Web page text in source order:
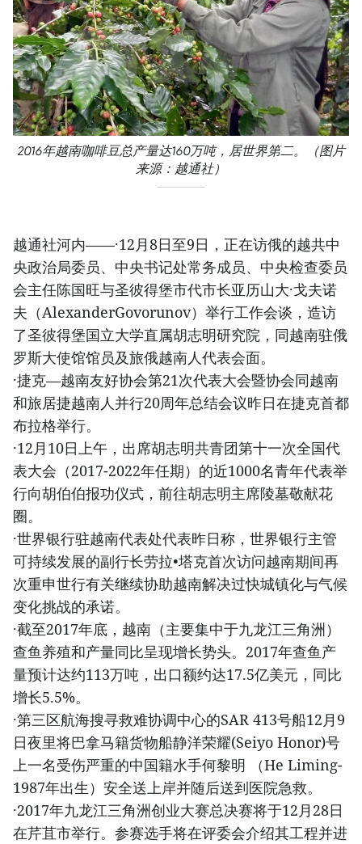
2016年越南咖啡豆总产量达160万吨，居世界第二。（图片
来源：越通社）
越通社河内——·12月8日至9日，正在访俄的越共中
央政治局委员、中央书记处常务成员、中央检查委员
会主任陈国旺与圣彼得堡市代市长亚历山大·戈夫诺
夫（AlexanderGovorunov）举行工作会谈，造访
了圣彼得堡国立大学直属胡志明研究院，同越南驻俄
罗斯大使馆馆员及旅俄越南人代表会面。
·捷克—越南友好协会第21次代表大会暨协会同越南
和旅居捷越南人并行20周年总结会议昨日在捷克首都
布拉格举行。
·12月10日上午，出席胡志明共青团第十一次全国代
表大会（2017-2022年任期）的近1000名青年代表举
行向胡伯伯报功仪式，前往胡志明主席陵墓敬献花
圈。
·世界银行驻越南代表处代表昨日称，世界银行主管
可持续发展的副行长劳拉•塔克首次访问越南期间再
次重申世行有关继续协助越南解决过快城镇化与气候
变化挑战的承诺。
·截至2017年底，越南（主要集中于九龙江三角洲）
查鱼养殖和产量同比呈现增长势头。2017年查鱼产
量预计达约113万吨，出口额约达17.5亿美元，同比
增长5.5%。
·第三区航海搜寻救难协调中心的SAR 413号船12月9
日夜里将巴拿马籍货物船静洋荣耀(Seiyo Honor)号
上一名受伤严重的中国籍水手何黎明 （He Liming-
1987年出生）安全送上岸并随后送到医院急救。
·2017年九龙江三角洲创业大赛总决赛将于12月28日
在芹苴市举行。参赛选手将在评委会介绍其工程并进